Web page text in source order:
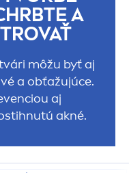
A
môžu byť aj
a obťažujúce.
aj
akné.